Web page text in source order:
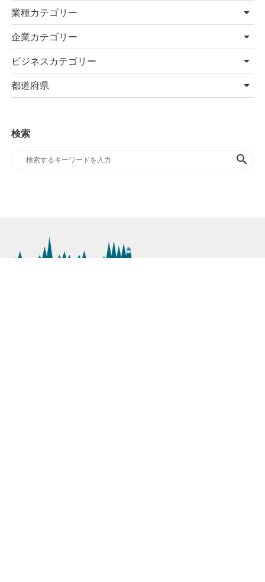
業種カテゴリー
企業カテゴリー
ビジネスカテゴリー
都道府県
検索
search